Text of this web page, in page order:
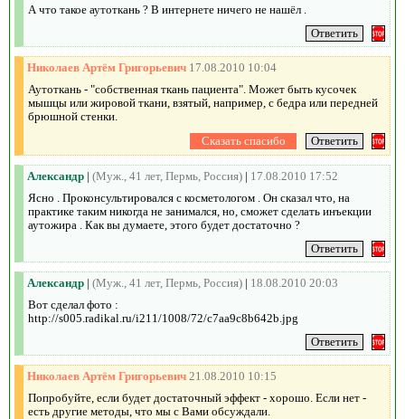
А что такое аутоткань ? В интернете ничего не нашёл .
Николаев Артём Григорьевич 17.08.2010 10:04
Аутоткань - "собственная ткань пациента". Может быть кусочек
мышцы или жировой ткани, взятый, например, с бедра или передней
брюшной стенки.
Александр | (Муж., 41 лет, Пермь, Россия) | 17.08.2010 17:52
Ясно . Проконсультировался с косметологом . Он сказал что, на
практике таким никогда не занимался, но, сможет сделать инъекции
аутожира . Как вы думаете, этого будет достаточно ?
Александр | (Муж., 41 лет, Пермь, Россия) | 18.08.2010 20:03
Вот сделал фото :
http://s005.radikal.ru/i211/1008/72/c7aa9c8b642b.jpg
Николаев Артём Григорьевич 21.08.2010 10:15
Попробуйте, если будет достаточный эффект - хорошо. Если нет -
есть другие методы, что мы с Вами обсуждали.